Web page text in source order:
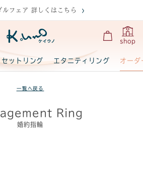
ルフェア 詳しくはこちら
shop
セットリング エタニティリング オーダ
一覧へ戻る
Ring
婚約指輪